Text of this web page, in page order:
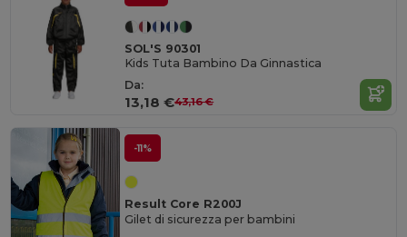
SOL'S 90301
Kids Tuta Bambino Da Ginnastica
Da:
13,18 €43,16 €
-11%
Result Core R200J
Gilet di sicurezza per bambini